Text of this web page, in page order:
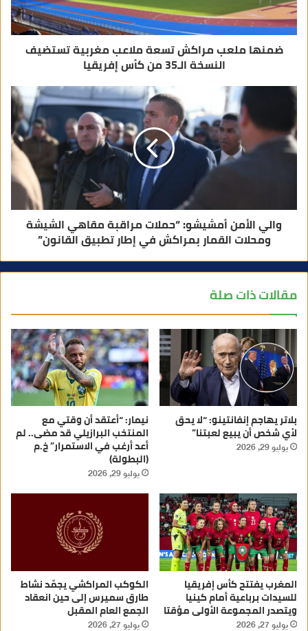
ي
ضمنها ملعب مراكش تسعة ملاعب مغربية تستضيف
النسخة الـ35 من كأس إفريقيا
والي الأمن أمشيشو: “حملات مراقبة مقاهي الشيشة
ومحلات القمار بمراكش في إطار تطبيق القانون”
مقالات ذات صلة
بلاتر يهاجم إنفانتينو: “لا يحق
لأي شخص أن يبيع لعبتنا”
يوليو 29, 2026
نيمار: “أعتقد أن وقتي مع
المنتخب البرازيلي قد مضى.. لم
أعد أرغب في الاستمرار” خ.م
(البطولة)
يوليو 29, 2026
المغرب يفتتح كأس إفريقيا
للسيدات برباعية أمام كينيا
ويتصدر المجموعة الأولى مؤقتا
يوليو 27, 2026
الكوكب المراكشي يجمّد نشاط
طارق سميرس إلى حين انعقاد
الجمع العام المقبل
يوليو 27, 2026